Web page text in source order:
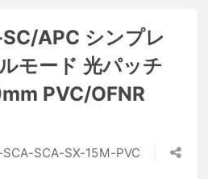
APC シンプレ
モード 光パッチ
PVC/OFNR
SCA-SX-15M-PVC